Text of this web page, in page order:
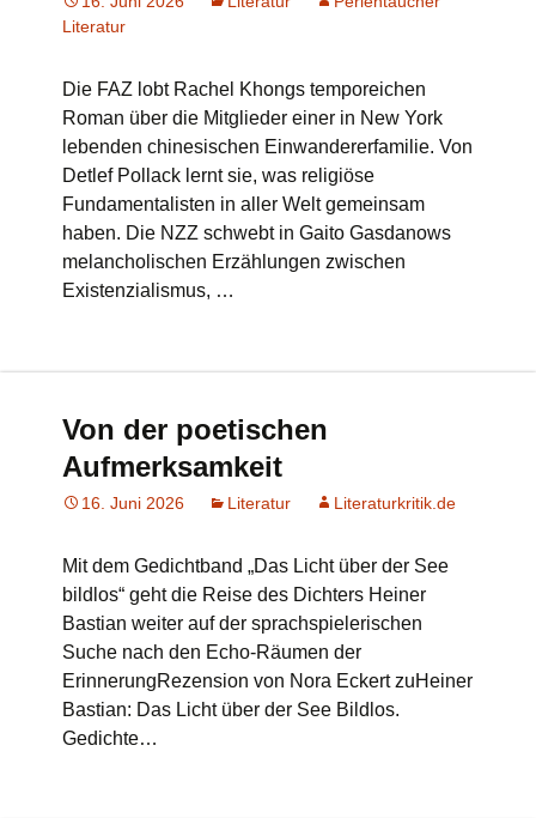
Literatur
Die FAZ lobt Rachel Khongs temporeichen
Roman über die Mitglieder einer in New York
lebenden chinesischen Einwandererfamilie. Von
Detlef Pollack lernt sie, was religiöse
Fundamentalisten in aller Welt gemeinsam
haben. Die NZZ schwebt in Gaito Gasdanows
melancholischen Erzählungen zwischen
Existenzialismus, …
Von der poetischen
Aufmerksamkeit
16. Juni 2026 Literatur Literaturkritik.de
Mit dem Gedichtband „Das Licht über der See
bildlos“ geht die Reise des Dichters Heiner
Bastian weiter auf der sprachspielerischen
Suche nach den Echo-Räumen der
ErinnerungRezension von Nora Eckert zuHeiner
Bastian: Das Licht über der See Bildlos.
Gedichte…